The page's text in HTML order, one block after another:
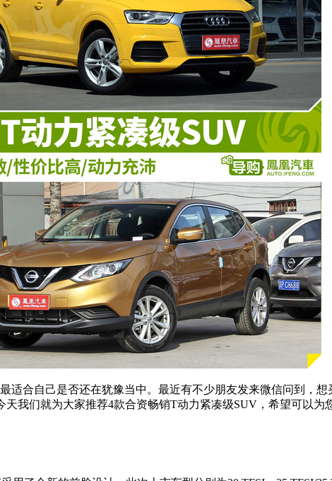
适合自己是否还在犹豫当中。最近有不少朋友发来微信问到，
我们就为大家推荐4款合资畅销T动力紧凑级SUV，希望可以为